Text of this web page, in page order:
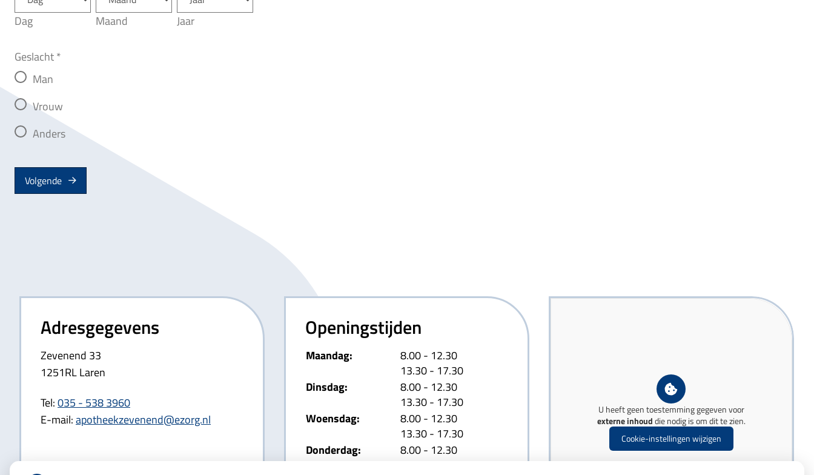
Dag Maand Jaar
Geslacht*
Man
Vrouw
Anders
Volgende
Adresgegevens
Zevenend 33
1251RL Laren
Tel:035 - 538 3960
E-mail:apotheekzevenend@ezorg.nl
Openingstijden
Maandag: 8.00tot
- 12.30
13.30tot
- 17.30
Dinsdag:
8.00tot
- 12.30
13.30tot
- 17.30
Woensdag:
8.00tot
- 12.30
13.30tot
- 17.30
Donderdag:
8.00tot
- 12.30
U heeft geen toestemming gegeven voor
externe inhouddie nodig is om dit te zien.
Cookie-instellingen wijzigen